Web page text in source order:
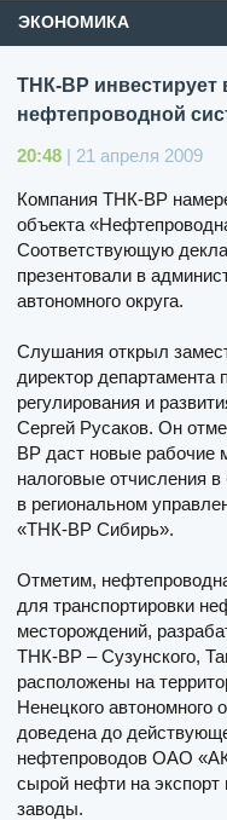
ЭКОНОМИКА
ТНК-ВР инвестирует
нефтепроводной
20:48 | 21 апреля 2009
Компания ТНК-ВР
объекта
Соответствующую
презентовали в
автономного округа.
Слушания открыл
директор департамента
регулирования и
Сергей Русаков. Он
ВР даст новые рабочие
налоговые отчисления
в региональном
«ТНК-ВР Сибирь».
Отметим,
для транспортировки
месторождений,
ТНК-ВР – Сузунского,
расположены на
Ненецкого автономного
доведена до
нефтепроводов ОАО
сырой нефти на
заводы.